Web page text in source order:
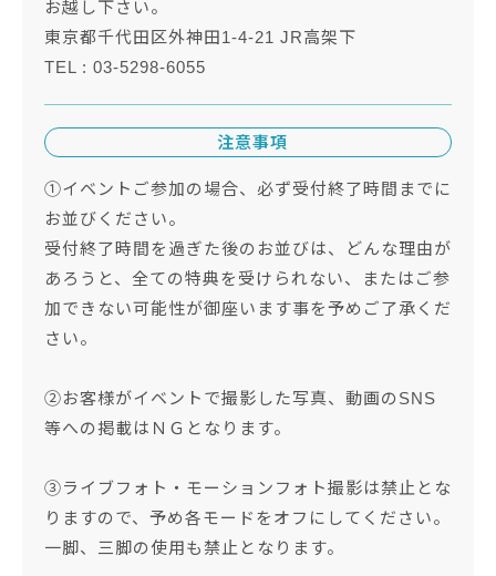
お越し下さい。
東京都千代田区外神田1-4-21 JR高架下
TEL : 03-5298-6055
注意事項
①イベントご参加の場合、必ず受付終了時間までに
お並びください。
受付終了時間を過ぎた後のお並びは、どんな理由が
あろうと、全ての特典を受けられない、またはご参
加できない可能性が御座います事を予めご了承くだ
さい。
➁お客様がイベントで撮影した写真、動画のSNS
等への掲載はＮＧとなります。
③ライブフォト・モーションフォト撮影は禁止とな
りますので、予め各モードをオフにしてください。
一脚、三脚の使用も禁止となります。